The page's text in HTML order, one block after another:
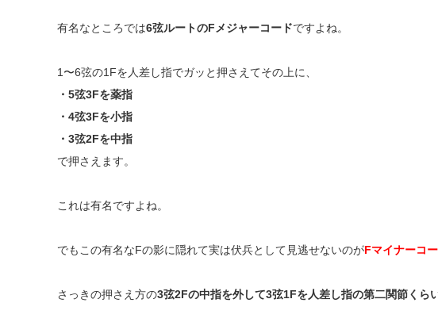
有名なところでは6弦ルートのFメジャーコードですよね。
1〜6弦の1Fを人差し指でガッと押さえてその上に、
・5弦3Fを薬指
・4弦3Fを小指
・3弦2Fを中指
で押さえます。
これは有名ですよね。
でもこの有名なFの影に隠れて実は伏兵として見逃せないのがFマイナーコ
さっきの押さえ方の3弦2Fの中指を外して3弦1Fを人差し指の第二関節くら